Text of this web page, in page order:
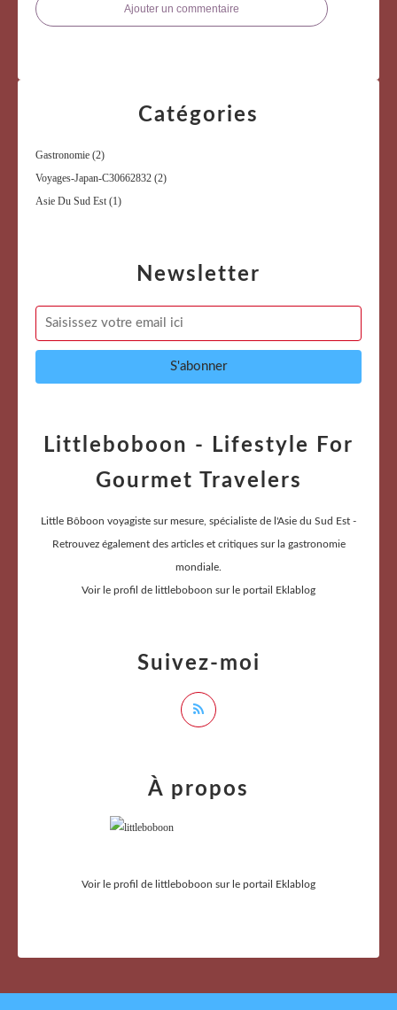
Ajouter un commentaire
Newsletter
Catégories
Gastronomie (2)
Voyages-Japan-C30662832 (2)
Asie Du Sud Est (1)
Littleboboon - Lifestyle For
Gourmet Travelers
Little Bôboon voyagiste sur mesure, spécialiste de l'Asie du Sud Est -
Retrouvez également des articles et critiques sur la gastronomie
mondiale.
Voir le profil de littleboboon sur le portail Eklablog
Suivez-moi
À propos
Voir le profil de littleboboon sur le portail Eklablog